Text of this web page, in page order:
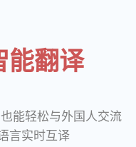
能翻译
能轻松与外国人交流
言实时互译